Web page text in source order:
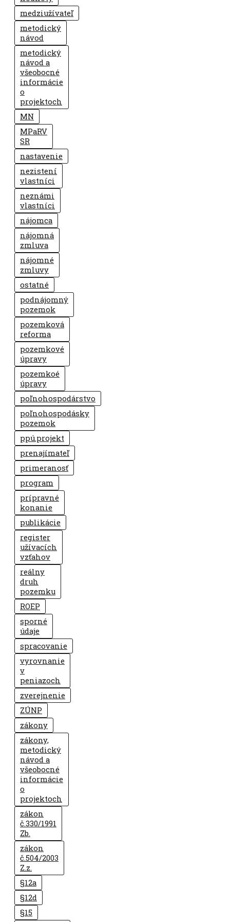
medziužívateľ
metodický
návod
metodický
návod a
všeobocné
informácie
o
projektoch
MN
MPaRV
SR
nastavenie
nezistení
vlastníci
neznámi
vlastníci
nájomca
nájomná
zmluva
nájomné
zmluvy
ostatné
podnájomný
pozemok
pozemková
reforma
pozemkové
úpravy
pozemkoé
úpravy
poľnohospodárstvo
poľnohospodásky
pozemok
ppú.projekt
prenajímateľ
primeranosť
program
prípravné
konanie
publikácie
register
užívacích
vzťahov
reálny
druh
pozemku
ROEP
sporné
údaje
spracovanie
vyrovnanie
v
peniazoch
zverejnenie
ZÚNP
zákony
zákony,
metodický
návod a
všeobocné
informácie
o
projektoch
zákon
č.330/1991
Zb.
zákon
č.504/2003
Z.z.
§12a
§12d
§15